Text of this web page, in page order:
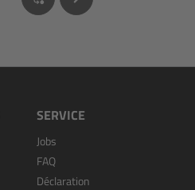
SERVICE
Jobs
FAQ
Déclaration